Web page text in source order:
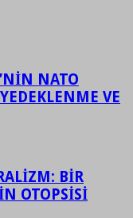
NATO
VE
BİR
OTOPSİSİ